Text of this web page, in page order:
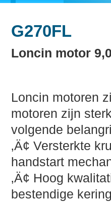
G270FL
Loncin motor
Loncin motoren
motoren zijn
volgende
‚Ä¢ Versterkte
handstart
‚Ä¢ Hoog
bestendige